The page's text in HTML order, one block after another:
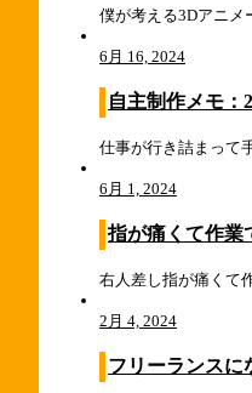
僕が考える3Dアニメ
6月 16, 2024
自主制作メモ：
仕事が行き詰まって
6月 1, 2024
指が痛くて作業
右人差し指が痛くて
2月 4, 2024
フリーランスに